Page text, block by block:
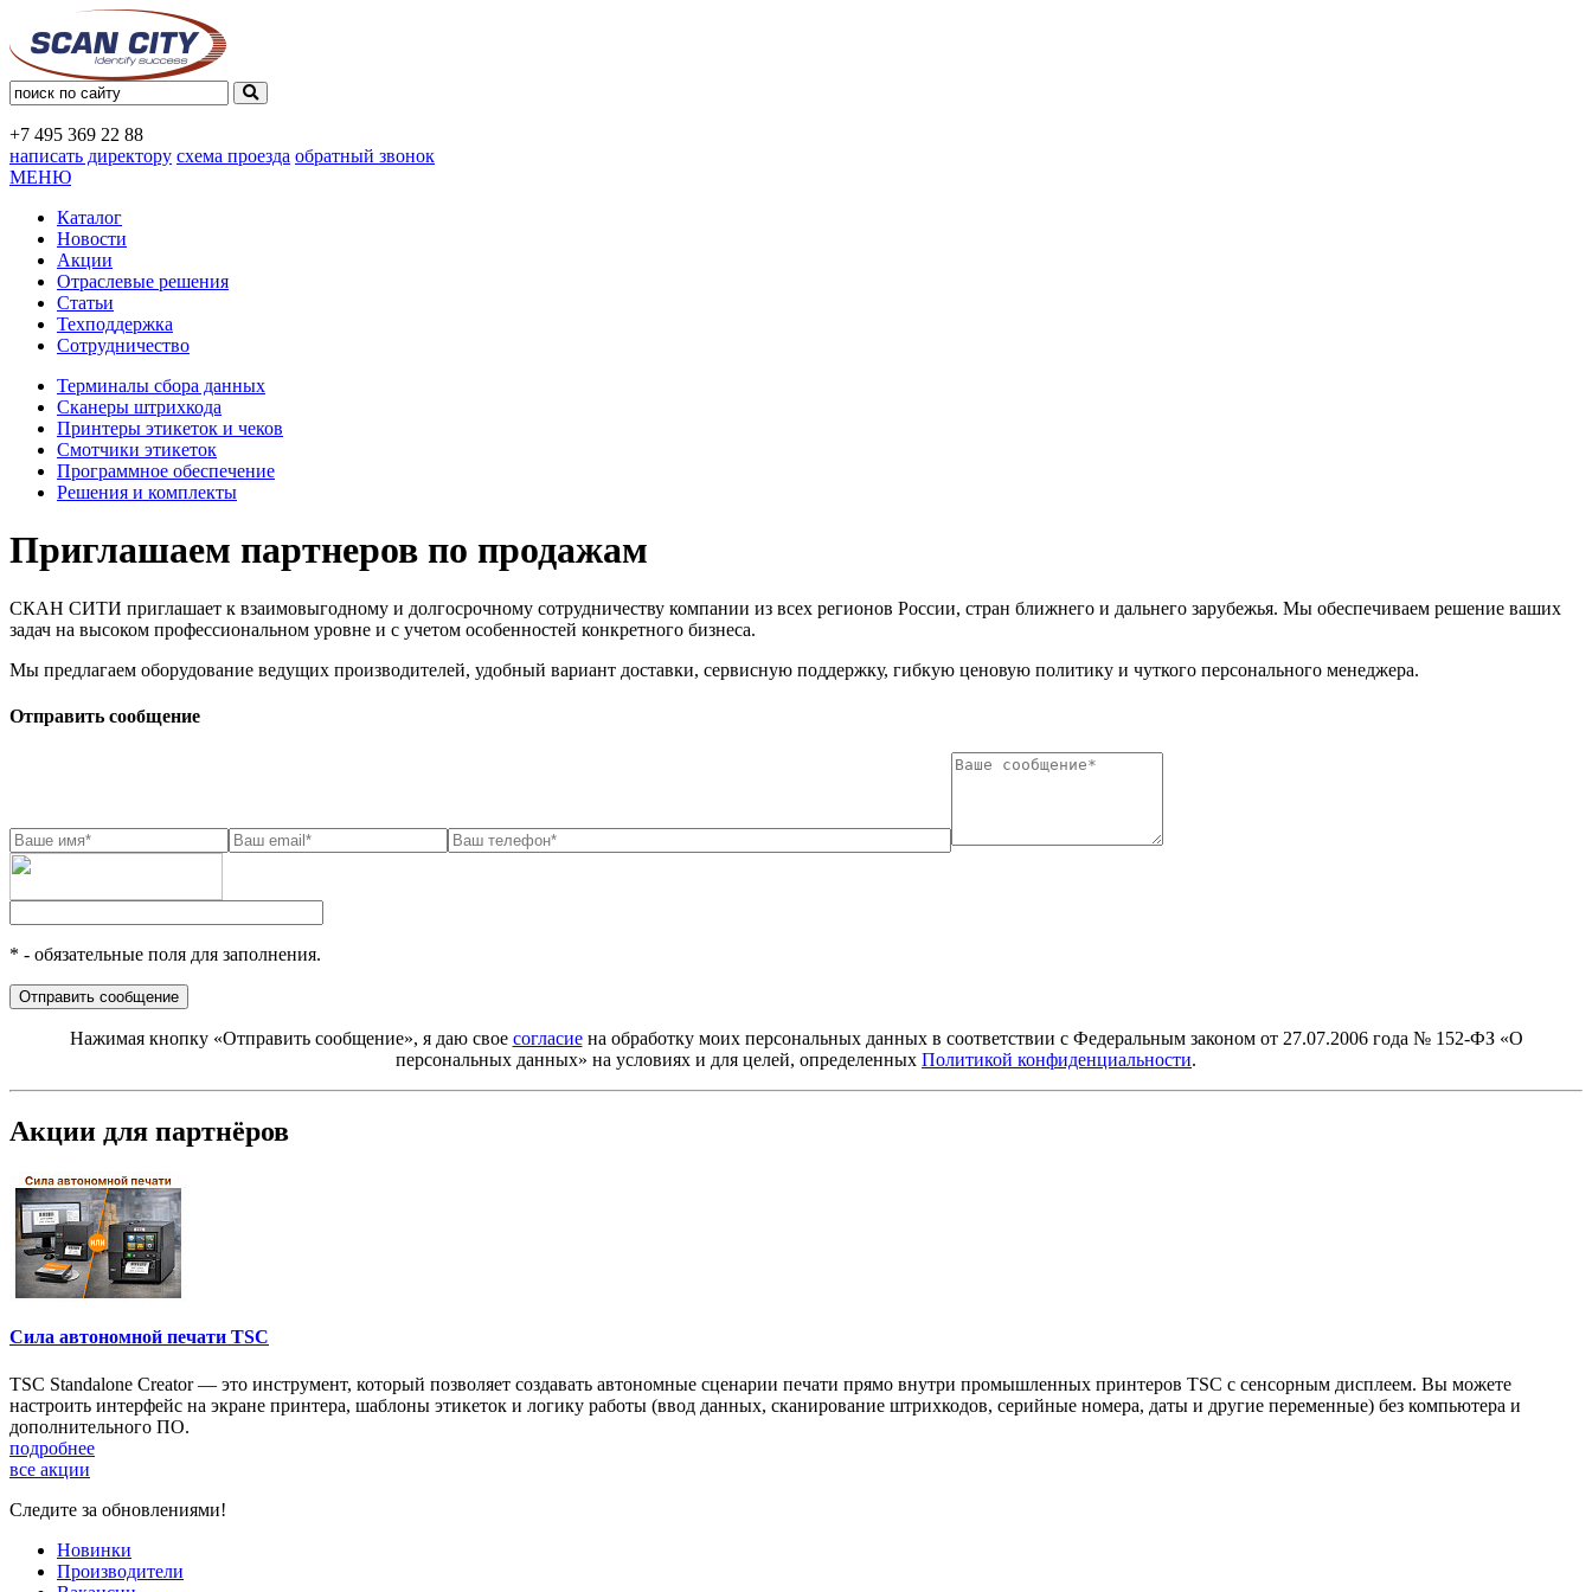
+7 495 369 22 88
написать директору схема проезда обратный звонок
МЕНЮ
Каталог
Новости
Акции
Отраслевые решения
Статьи
Техподдержка
Сотрудничество
Терминалы сбора данных
Сканеры штрихкода
Принтеры этикеток и чеков
Смотчики этикеток
Программное обеспечение
Решения и комплекты
Приглашаем партнеров по продажам
СКАН СИТИ приглашает к взаимовыгодному и долгосрочному сотрудничеству компании из всех регионов России, стран ближнего и дальнего зарубежья. Мы обеспечиваем решение ваших
задач на высоком профессиональном уровне и с учетом особенностей конкретного бизнеса.
Мы предлагаем оборудование ведущих производителей, удобный вариант доставки, сервисную поддержку, гибкую ценовую политику и чуткого персонального менеджера.
Отправить сообщение
* - обязательные поля для заполнения.
Нажимая кнопку «Отправить сообщение», я даю свое согласиена обработку моих персональных данных в соответствии с Федеральным законом от 27.07.2006 года № 152-ФЗ «О
персональных данных» на условиях и для целей, определенных Политикой конфиденциальности.
Акции для партнёров
Сила автономной печати TSC
TSC Standalone Creator — это инструмент, который позволяет создавать автономные сценарии печати прямо внутри промышленных принтеров TSC с сенсорным дисплеем. Вы можете
настроить интерфейс на экране принтера, шаблоны этикеток и логику работы (ввод данных, сканирование штрихкодов, серийные номера, даты и другие переменные) без компьютера и
дополнительного ПО.
подробнее
все акции
Следите за обновлениями!
Новинки
Производители